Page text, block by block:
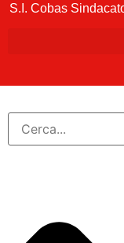
S.I. Cobas